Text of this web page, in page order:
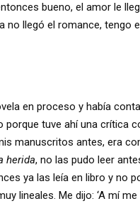
bueno, el amor le
no llegó el romance, tengo
en proceso y había
tuve ahí una crítica
manuscritos antes, era
herida, no las pudo leer
ya las leía en libro y no
lineales. Me dijo: ‘A mí